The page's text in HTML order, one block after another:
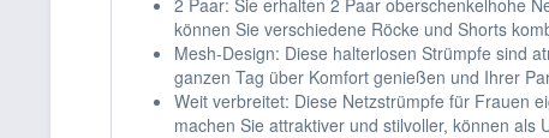
2 Paar: Sie erhalten 2 Paar oberschenkelhohe
können Sie verschiedene Röcke und Shorts
Mesh-Design: Diese halterlosen Strümpfe sind
ganzen Tag über Komfort genießen und Ihrer
Weit verbreitet: Diese Netzstrümpfe für Frauen
machen Sie attraktiver und stilvoller, können